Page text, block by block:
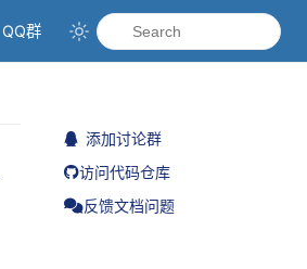
QQ群
添加讨论群
访问代码仓库
反馈文档问题